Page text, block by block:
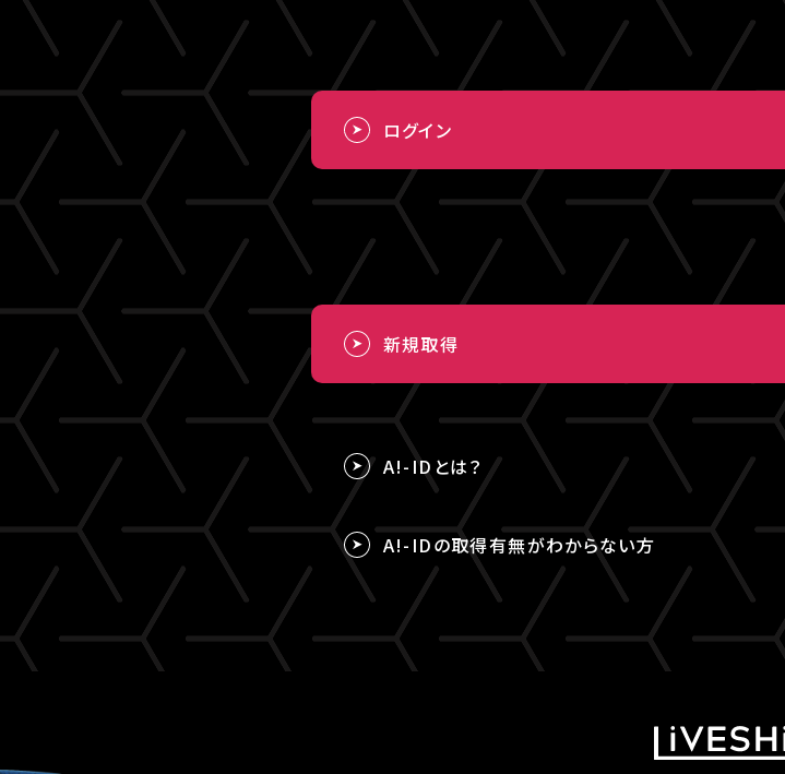
ログイン
新規取得
A!-IDとは？
A!-IDの取得有無がわからない方